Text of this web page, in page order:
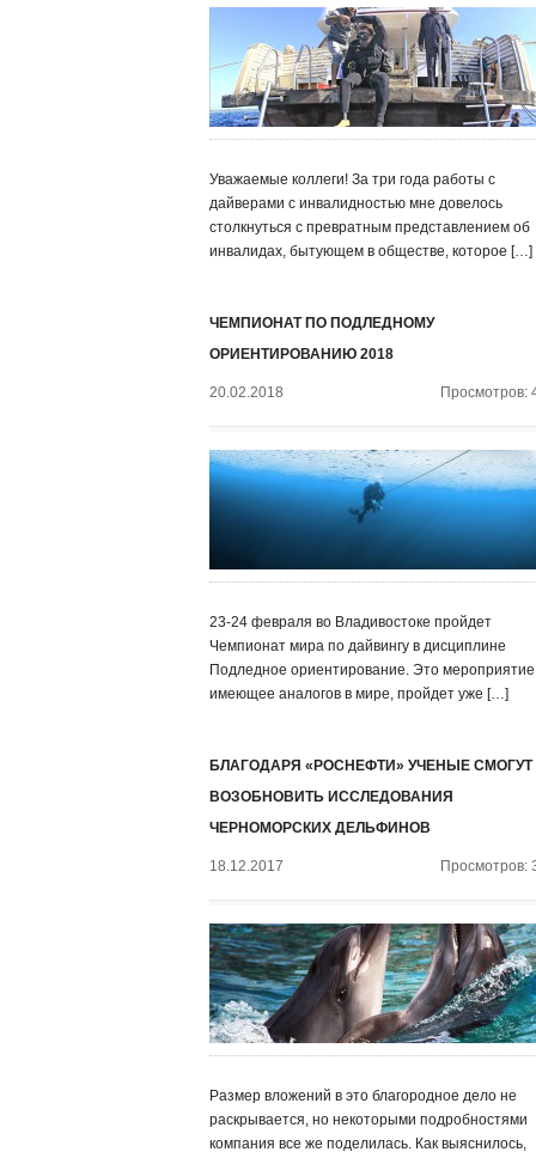
Уважаемые коллеги! За три года работы с
дайверами с инвалидностью мне довелось
столкнуться с превратным представлением об
инвалидах, бытующем в обществе, которое […]
ЧЕМПИОНАТ ПО ПОДЛЕДНОМУ
ОРИЕНТИРОВАНИЮ 2018
20.02.2018 Просмотров:
23-24 февраля во Владивостоке пройдет
Чемпионат мира по дайвингу в дисциплине
Подледное ориентирование. Это
имеющее аналогов в мире, пройдет уже […]
БЛАГОДАРЯ «РОСНЕФТИ» УЧЕНЫЕ СМОГУТ
ВОЗОБНОВИТЬ ИССЛЕДОВАНИЯ
ЧЕРНОМОРСКИХ ДЕЛЬФИНОВ
18.12.2017 Просмотров:
Размер вложений в это благородное дело не
раскрывается, но некоторыми подробностями
компания все же поделилась. Как выяснилось,